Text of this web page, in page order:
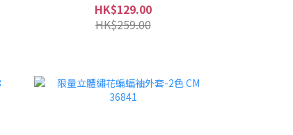
HK$129.00
HK$259.00